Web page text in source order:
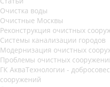
Очистка воды
Очистные Москвы
Реконструкция очистных
Системы канализации городов
Модернизация очистных
Проблемы очистных
ГК АкваТехнологии -
сооружений